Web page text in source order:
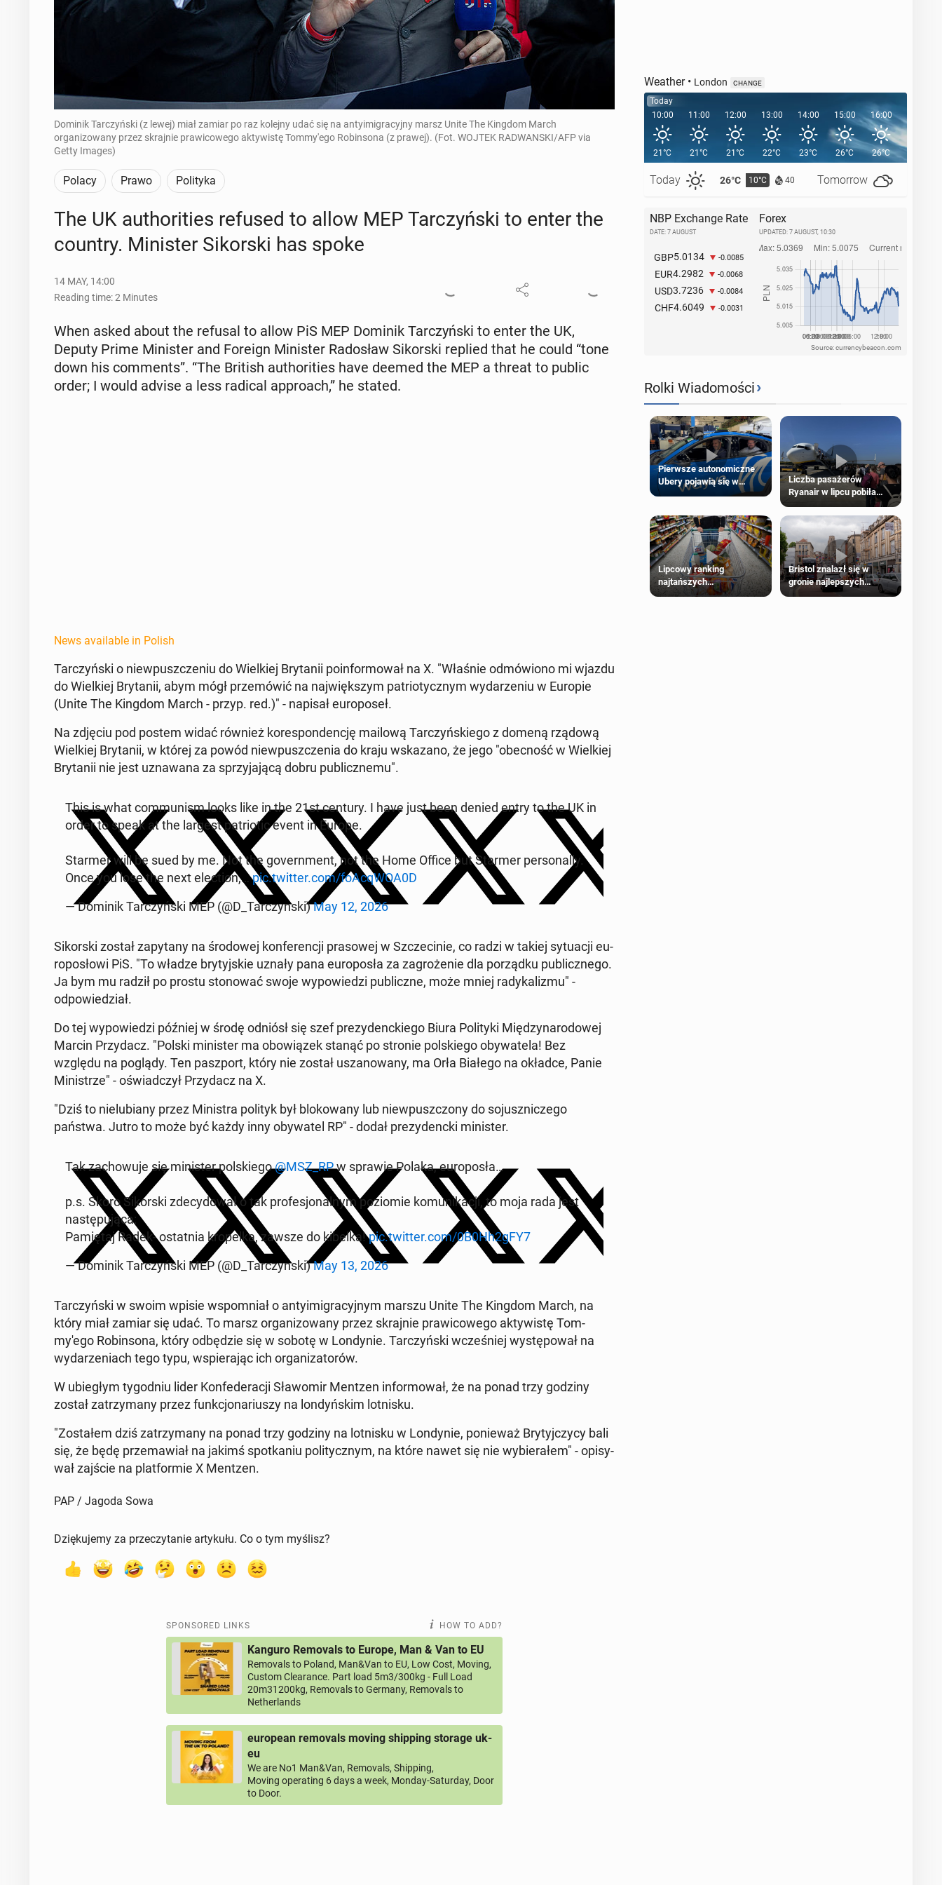
Dominik Tarczyński (z lewej) miał zamiar po raz kolejny udać się na antyimigracyjny marsz Unite The Kingdom March
organizowany przez skrajnie prawicowego aktywistę Tommy'ego Robinsona (z prawej). (Fot. WOJTEK RADWANSKI/AFP via
Getty Images)
Polacy Prawo Polityka
The UK au­thor­i­ties refused to allow MEP Tar­czyńs­ki to enter the
country. Min­is­ter Siko­rs­ki has spoke
14 MAY, 14:00
Reading time: 2 Minutes
When asked about the refusal to allow PiS MEP Dominik Tar­czyńs­ki to enter the UK,
Deputy Prime Min­is­ter and Foreign Min­is­ter Ra­dosław Siko­rs­ki replied that he could “tone
down his com­ments”. “The British au­thor­i­ties have deemed the MEP a threat to public
order; I would advise a less radical ap­proach,” he stated.
News available in Polish
Tar­czyńs­ki o niew­puszcze­niu do Wielkiej Bry­tanii poin­for­mował na X. "Właśnie odmówiono mi wjazdu
do Wielkiej Bry­tanii, abym mógł przemówić na na­jwięk­szym pa­tri­o­ty­cznym wydarze­niu w Europie
(Unite The Kingdom March - przyp. red.)" - napisał eu­ro­poseł.
Na zdjęciu pod postem widać również ko­re­spon­dencję mailową Tar­czyńskiego z domeną rządową
Wielkiej Bry­tanii, w której za powód niew­puszczenia do kraju wskazano, że jego "obec­ność w Wielkiej
Bry­tanii nie jest uz­nawana za sprzy­ja­jącą dobru pub­liczne­mu".
This is what com­mu­nism looks like in the 21st century. I have just been denied entry to the UK in
order to speak at the largest pa­tri­ot­ic event in Europe.
Starmer will be sued by me. Not the gov­ern­ment, not the Home Office but Starmer per­son­al­ly.
Once you lose the next elec­tion,…pic.twitter.com/foAc­q­WOA0D
— Dominik Tar­czyńs­ki MEP (@D_Tar­czyn­s­ki)May 12, 2026
Siko­rs­ki został za­py­tany na środowej kon­fer­encji pra­sowej w Szczecinie, co radzi w takiej sytu­acji eu­
ro­posłowi PiS. "To władze bry­tyjskie uznały pana eu­ro­posła za za­groże­nie dla porząd­ku pub­licznego.
Ja bym mu radził po prostu stonować swoje wypowiedzi pub­liczne, może mniej radykaliz­mu" -
odpowiedzi­ał.
Do tej wypowiedzi później w środę odniósł się szef prezy­denck­iego Biura Poli­ty­ki Między­nar­o­dowej
Marcin Przy­dacz. "Polski min­is­ter ma obow­iązek stanąć po stronie pol­skiego oby­wa­tela! Bez
względu na poglądy. Ten pasz­port, który nie został uszanowany, ma Orła Białego na okładce, Panie
Min­istrze" - oświad­czył Przy­dacz na X.
"Dziś to nielu­biany przez Min­is­tra polityk był blokowany lub niew­puszc­zony do so­juszniczego
państwa. Jutro to może być każdy inny oby­wa­tel RP" - dodał prezy­denc­ki min­is­ter.
Tak za­chowu­je się min­is­ter pol­skiego@MSZ_RPw sprawie Polaka, eu­ro­posła…
p.s. Skoro Siko­rs­ki zde­cy­dował o tak pro­fesjon­al­nym poziomie ko­mu­nikacji, to moja rada jest
następu­ją­ca:
Pamię­taj Radek- os­tat­nia kro­pel­ka, zawsze do kibelka!pic.twitter.com/0B0Hh2gFY7
— Dominik Tar­czyńs­ki MEP (@D_Tar­czyn­s­ki)May 13, 2026
Tar­czyńs­ki w swoim wpisie wspom­ni­ał o an­ty­imi­gra­cyjnym marszu Unite The Kingdom March, na
który miał zamiar się udać. To marsz or­ga­ni­zowany przez skra­jnie praw­icowego ak­ty­wistę Tom­
my'ego Robin­sona, który odbędzie się w sobotę w Lon­dynie. Tar­czyńs­ki wcześniej wys­tępował na
wydarzeni­ach tego typu, wspier­a­jąc ich or­ga­ni­za­torów.
W ubiegłym ty­god­niu lider Kon­fed­er­acji Sła­womir Mentzen in­for­mował, że na ponad trzy godziny
został za­trzy­many przez funkcjonar­iuszy na londyńskim lot­nisku.
"Zostałem dziś za­trzy­many na ponad trzy godziny na lot­nisku w Lon­dynie, ponieważ Bry­tyjczy­cy bali
się, że będę prze­maw­iał na jakimś spotka­niu poli­ty­cznym, na które nawet się nie wybier­ałem" - opisy­
wał zajście na plat­formie X Mentzen.
PAP / Jagoda Sowa
Dziękujemy za przeczytanie artykułu. Co o tym myślisz?
SPONSORED LINKS HOW TO ADD?
Kanguro Removals to Europe, Man & Van to EU
Removals to Poland, Man&Van to EU, Low Cost, Moving,
Custom Clearance. Part load 5m3/300kg - Full Load
20m31200kg, Removals to Germany, Removals to
Netherlands
european removals moving shipping storage uk-
eu
We are No1 Man&Van, Removals, Shipping,
Moving operating 6 days a week, Monday-Saturday, Door
to Door.
Weather• London CHANGE
Today
10:00
21°C
Today 26°C 10°C 40 Tomorrow
11:00
21°C
12:00
21°C
13:00
22°C
14:00
23°C
15:00
26°C
16:00
26°C
17:00
NBP Exchange Rate
DATE: 7 AUGUST
GBP5.0134 -0.0085
EUR4.2982 -0.0068
USD3.7236 -0.0084
CHF4.6049 -0.0031
Forex
UPDATED: 7 AUGUST, 10:30
Source: currencybeacon.com
Rolki Wiadomości›
Pierwsze autonomiczne
Ubery pojawią się w
Londynie jeszcze tego
Liczba pasażerów
Ryanair w lipcu pobiła
rekord
Lipcowy ranking
najtańszych
supermarketów
Bristol znalazł się w
gronie najlepszych
kierunków podróży na